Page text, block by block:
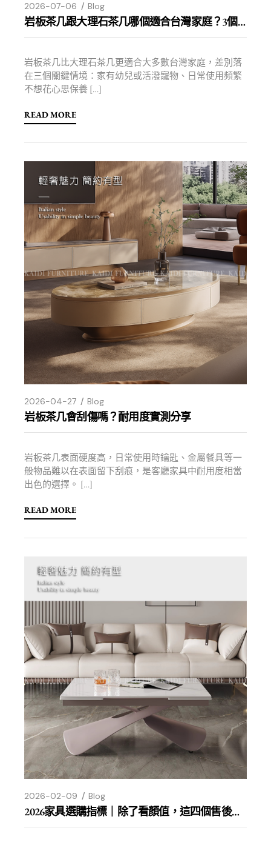
2026-07-06 Blog
岩板茶几跟大理石茶几哪個適合台灣家庭？3個使用情境判斷
岩板茶几比大理石茶几更適合大多數台灣家庭，差別落
在三個關鍵情境：家有幼兒或活潑寵物、日常使用頻繁
不想花心思保養 […]
READ MORE
2026-04-27 Blog
岩板茶几會刮傷嗎？耐用度實測分享
岩板茶几表面硬度高，日常使用時鑰匙、金屬餐具等一
般物品難以在表面留下刮痕，是客廳家具中耐用度相當
出色的選擇。 […]
READ MORE
2026-02-09 Blog
2026家具選購指標｜除了看顏值，這四個售後細節才是真正的CP值